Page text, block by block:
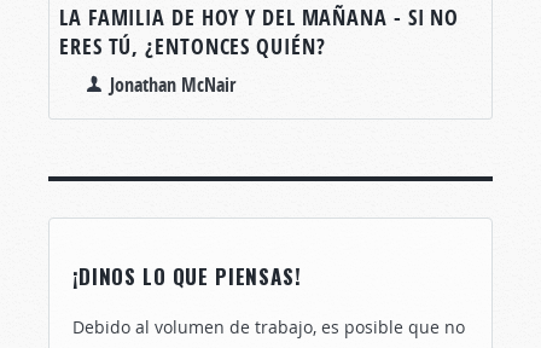
LA FAMILIA DE HOY Y DEL MAÑANA - SI NO
ERES TÚ, ¿ENTONCES QUIÉN?
Jonathan McNair
¡DINOS LO QUE PIENSAS!
Debido al volumen de trabajo, es posible que no